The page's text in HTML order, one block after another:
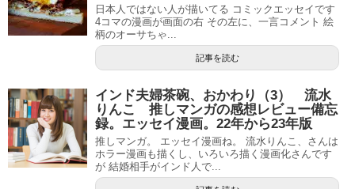
日本人ではない人が描いてる コミックエッセイです
4コマの漫画が画面の右 その左に、一言コメント 絵
柄のオーサちゃ...
記事を読む
インド夫婦茶碗、おかわり（3） 流水
りんこ 推しマンガの感想レビュー備忘
録。エッセイ漫画。22年から23年版
推しマンガ。 エッセイ漫画ね。 流水りんこ、さんは
ホラー漫画も描くし、いろいろ描く漫画化さんです
が 結婚相手がインド人で...